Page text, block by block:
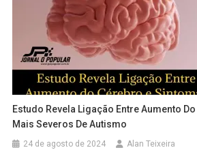
Estudo Revela Ligação Entre Aumento
Mais Severos De Autismo
24 de agosto de 2024 Alan Teixeira